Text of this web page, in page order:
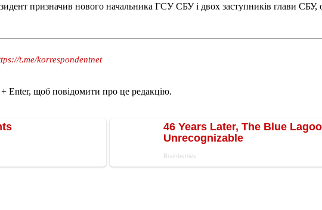
призначив нового начальника ГСУ СБУ і двох заступників глави СБУ,
t.me/korrespondentnet
Enter, щоб повідомити про це редакцію.